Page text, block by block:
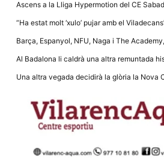
Ascens a la Lliga Hypermotion del CE
“Ha estat molt ‘xulo’ pujar amb el
Barça, Espanyol, NFU, Naga i The
Al Badalona li caldrà una altra remuntada
Una altra vegada decidirà la glòria la NovaEn